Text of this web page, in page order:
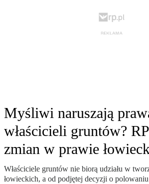
Myśliwi naruszają
właścicieli gruntów?
zmian w prawie
Właściciele gruntów nie biorą udziału w
łowieckich, a od podjętej decyzji o